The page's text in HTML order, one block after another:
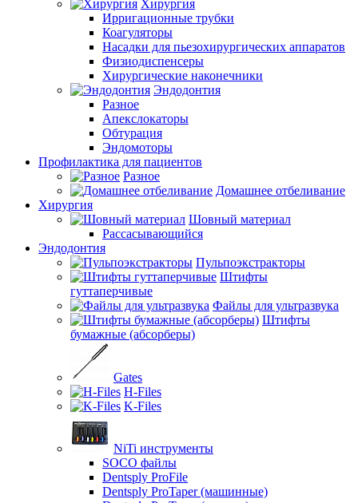
Хирургия
Ирригационные трубки
Коагуляторы
Насадки для пьезохирургических аппаратов
Физиодиспенсеры
Хирургические наконечники
Эндодонтия
Разное
Апекслокаторы
Обтурация
Эндомоторы
Профилактика для пациентов
Разное
Домашнее отбеливание
Хирургия
Шовный материал
Рассасывающийся
Эндодонтия
Пульпоэкстракторы
Штифты
гуттаперчивые
Файлы для ультразвука
Штифты
бумажные (абсорберы)
Gates
H-Files
K-Files
NiTi инструменты
SOCO файлы
Dentsply ProFile
Dentsply ProTaper (машинные)